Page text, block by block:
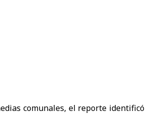
comunales, el reporte identificó